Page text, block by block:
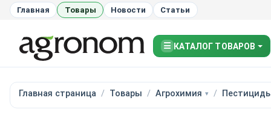
Главная Товары Новости Статьи
☰ КАТАЛОГ ТОВАРОВ
Главная страница Товары Агрохимия